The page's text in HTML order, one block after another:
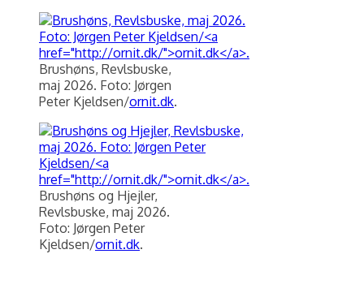
Brushøns, Revlsbuske,
maj 2026. Foto: Jørgen
Peter Kjeldsen/ornit.dk.
Brushøns og Hjejler,
Revlsbuske, maj 2026.
Foto: Jørgen Peter
Kjeldsen/ornit.dk.